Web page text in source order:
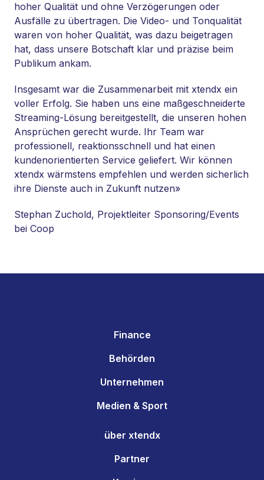
hoher Qualität und ohne Verzögerungen oder
Ausfälle zu übertragen. Die Video- und Tonqualität
waren von hoher Qualität, was dazu beigetragen
hat, dass unsere Botschaft klar und präzise beim
Publikum ankam.
Insgesamt war die Zusammenarbeit mit xtendx ein
voller Erfolg. Sie haben uns eine maßgeschneiderte
Streaming-Lösung bereitgestellt, die unseren hohen
Ansprüchen gerecht wurde. Ihr Team war
professionell, reaktionsschnell und hat einen
kundenorientierten Service geliefert. Wir können
xtendx wärmstens empfehlen und werden sicherlich
ihre Dienste auch in Zukunft nutzen»
Stephan Zuchold, Projektleiter Sponsoring/Events
bei Coop
Finance
Behörden
Unternehmen
Medien & Sport
über xtendx
Partner